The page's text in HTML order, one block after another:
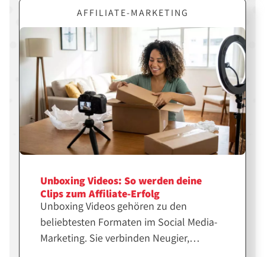
dahinter. Erfahre hier, wie du Canva
gezielt für erfolgreiche Affiliate-Inhalte
einsetzt.
AFFILIATE-MARKETING
Unboxing Videos: So werden deine
Clips zum Affiliate-Erfolg
Unboxing Videos gehören zu den
beliebtesten Formaten im Social Media-
Marketing. Sie verbinden Neugier,